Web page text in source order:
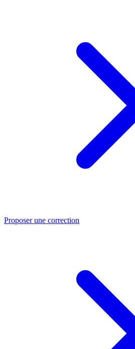
Proposer une correction